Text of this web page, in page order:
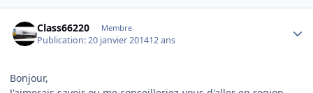
Class66220 Membre
Publication:20 janvier 201412 ans
Bonjour,